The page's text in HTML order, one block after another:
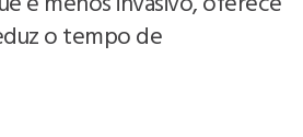
o tempo de